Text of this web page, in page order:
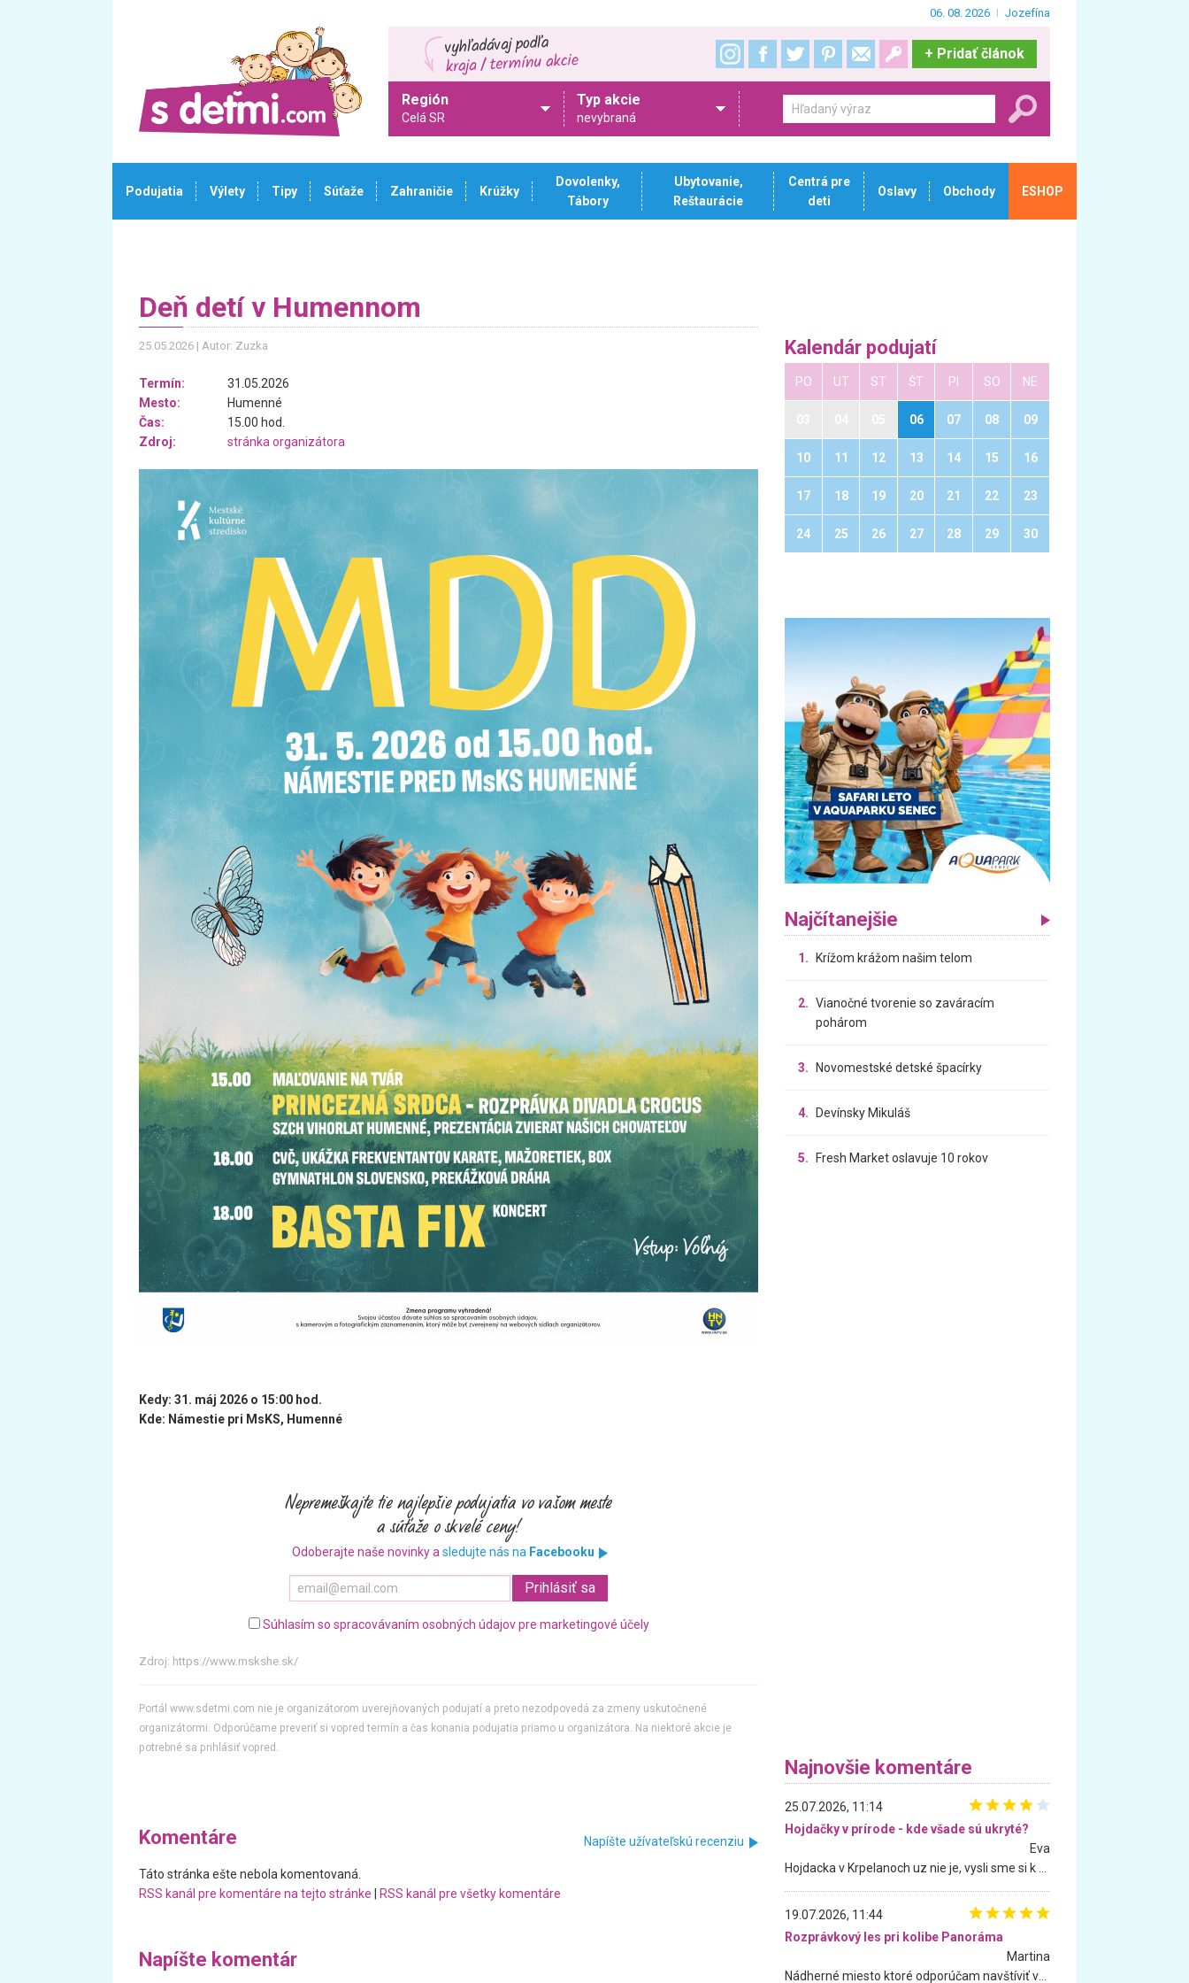
06. 08. 2026 Jozefína
+ Pridať článok
Región
Celá SR
Typ akcie
nevybraná
Podujatia Výlety Tipy Súťaže Zahraničie Krúžky
Dovolenky,
Tábory
Ubytovanie,
Reštaurácie
Centrá pre
deti
Oslavy Obchody ESHOP
Deň detí v Humennom
25.05.2026 Autor: Zuzka
Termín:
31.05.2026
Mesto:
Humenné
Čas:
15.00 hod.
Zdroj:
stránka organizátora
Kedy: 31. máj 2026 o 15:00 hod.
Kde: Námestie pri MsKS, Humenné
Odoberajte naše novinky a sledujte nás na Facebooku
Súhlasím so spracovávaním osobných údajov pre marketingové účely
Zdroj: https://www.mskshe.sk/
Portál www.sdetmi.com nie je organizátorom uverejňovaných podujatí a preto nezodpovedá za zmeny uskutočnené
organizátormi. Odporúčame preveriť si vopred termín a čas konania podujatia priamo u organizátora. Na niektoré akcie je
potrebné sa prihlásiť vopred.
Komentáre Napíšte užívateľskú recenziu
Táto stránka ešte nebola komentovaná.
RSS kanál pre komentáre na tejto stránke
RSS kanál pre všetky komentáre
Napíšte komentár
Kalendár podujatí
PO UT ST ŠT PI SO NE
06 07 08 09
10 11 12 13 14 15 16
17 18 19 20 21 22 23
24 25 26 27 28 29 30
Najčítanejšie
1. Krížom krážom našim telom
2. Vianočné tvorenie so zaváracím
pohárom
3. Novomestské detské špacírky
4. Devínsky Mikuláš
5. Fresh Market oslavuje 10 rokov
Najnovšie komentáre
25.07.2026, 11:14
Hojdačky v prírode - kde všade sú ukryté?
Eva
19.07.2026, 11:44
Rozprávkový les pri kolibe Panoráma
Martina